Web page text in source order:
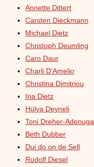
Annette Dittert
Carsten Dieckmann
Michael Dietz
Christoph Deumling
Caro Daur
Charli D’Amelio
Christina Dimitriou
Ina Dietz
Hülya Deyneli
Toni Dreher-Adenuga
Beth Dubber
Dui do on de Sell
Rudolf Diesel